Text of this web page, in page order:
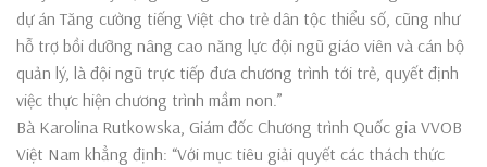
dự án Tăng cường tiếng Việt cho trẻ dân tộc thiểu số, cũng như
hỗ trợ bồi dưỡng nâng cao năng lực đội ngũ giáo viên và cán bộ
quản lý, là đội ngũ trực tiếp đưa chương trình tới trẻ, quyết định
việc thực hiện chương trình mầm non.”
Bà Karolina Rutkowska, Giám đốc Chương trình Quốc gia VVOB
Việt Nam khẳng định: “Với mục tiêu giải quyết các thách thức